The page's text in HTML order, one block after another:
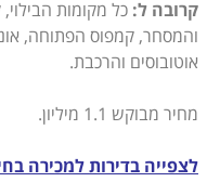
קרובה ל: כל מקומות
והמסחר, קמפוס הפתוחה,
אוטובוסים והרכבת.
מחיר מבוקש 1.1 מיליון.
לצפייה בדירות למכירה